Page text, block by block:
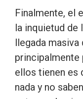
Finalmente, el
la inquietud de
llegada
principalmente
ellos tienen es
nada y no